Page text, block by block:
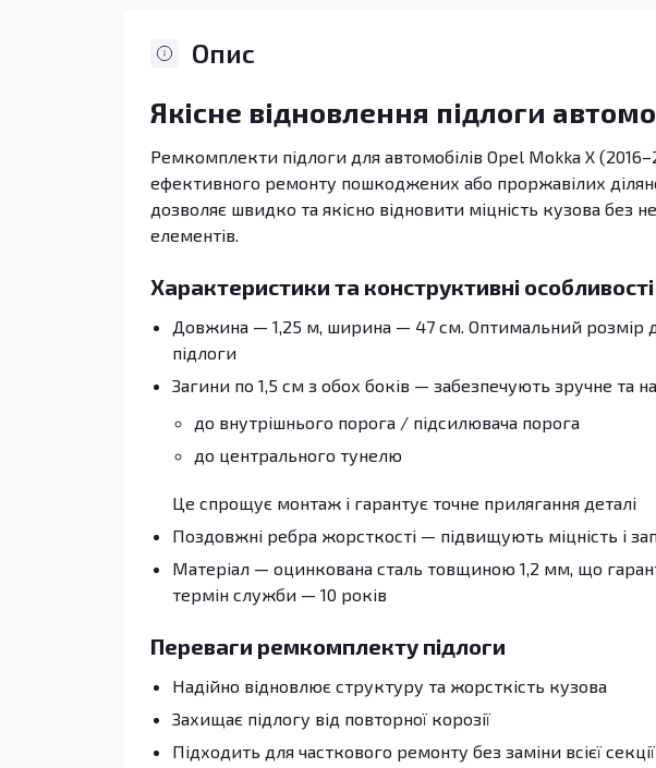
Опис
Якісне відновлення підлоги
Ремкомплекти підлоги для автомобілів Opel Mokka X
ефективного ремонту пошкоджених або проржавілих
дозволяє швидко та якісно відновити міцність кузова без
елементів.
Характеристики та конструктивні особливості
Довжина — 1,25 м, ширина — 47 см. Оптимальний розмір
підлоги
Загини по 1,5 см з обох боків — забезпечують зручне та
до внутрішнього порога / підсилювача порога
до центрального тунелю
Це спрощує монтаж і гарантує точне прилягання деталі
Поздовжні ребра жорсткості — підвищують міцність і
Матеріал — оцинкована сталь товщиною 1,2 мм, що
термін служби — 10 років
Переваги ремкомплекту підлоги
Надійно відновлює структуру та жорсткість кузова
Захищає підлогу від повторної корозії
Підходить для часткового ремонту без заміни всієї секції